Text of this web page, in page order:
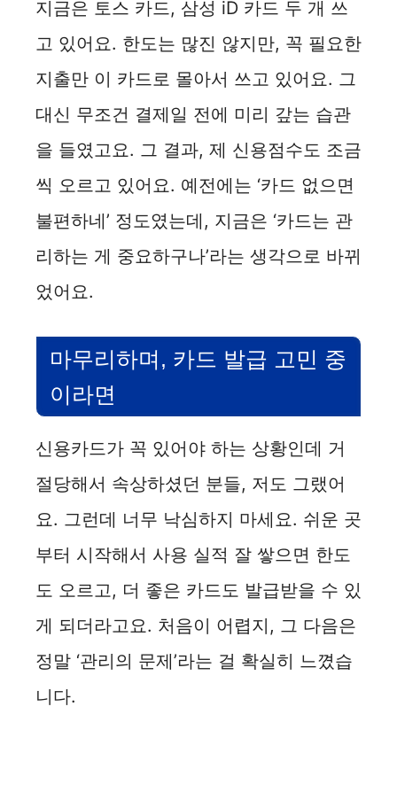
지금은 토스 카드, 삼성 iD 카드 두 개 쓰
고 있어요. 한도는 많진 않지만, 꼭 필요한
지출만 이 카드로 몰아서 쓰고 있어요. 그
대신 무조건 결제일 전에 미리 갚는 습관
을 들였고요. 그 결과, 제 신용점수도 조금
씩 오르고 있어요. 예전에는 ‘카드 없으면
불편하네’ 정도였는데, 지금은 ‘카드는 관
리하는 게 중요하구나’라는 생각으로 바뀌
었어요.
마무리하며, 카드 발급 고민 중
이라면
신용카드가 꼭 있어야 하는 상황인데 거
절당해서 속상하셨던 분들, 저도 그랬어
요. 그런데 너무 낙심하지 마세요. 쉬운 곳
부터 시작해서 사용 실적 잘 쌓으면 한도
도 오르고, 더 좋은 카드도 발급받을 수 있
게 되더라고요. 처음이 어렵지, 그 다음은
정말 ‘관리의 문제’라는 걸 확실히 느꼈습
니다.